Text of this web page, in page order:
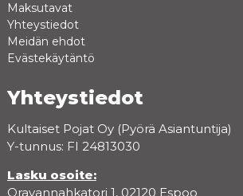
Maksutavat
Yhteystiedot
Meidän ehdot
Evästekäytäntö
Yhteystiedot
Kultaiset Pojat Oy (Pyörä Asiantuntija)
Y-tunnus: FI 24813030
Lasku osoite:
Oravannahkatori 1, 02120 Espoo